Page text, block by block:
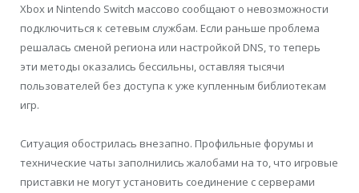
Xbox и Nintendo Switch массово сообщают о невозможности
подключиться к сетевым службам. Если раньше проблема
решалась сменой региона или настройкой DNS, то теперь
эти методы оказались бессильны, оставляя тысячи
пользователей без доступа к уже купленным библиотекам
игр.
Ситуация обострилась внезапно. Профильные форумы и
технические чаты заполнились жалобами на то, что игровые
приставки не могут установить соединение с серверами